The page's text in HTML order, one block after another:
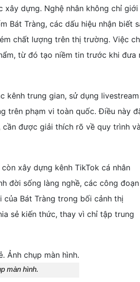
dựng. Nghệ nhân không chỉ giới
Bát Tràng, các dấu hiệu nhận biết
chất lượng trên thị trường. Việc
từ đó tạo niềm tin trước khi đưa
kênh trung gian, sử dụng livestream
trên phạm vi toàn quốc. Điều này
được giải thích rõ về quy trình
xây dựng kênh TikTok cá nhân
đời sống làng nghề, các công đoạn
Bát Tràng trong bối cảnh thị
sẻ kiến thức, thay vì chỉ tập trung
màn hình.